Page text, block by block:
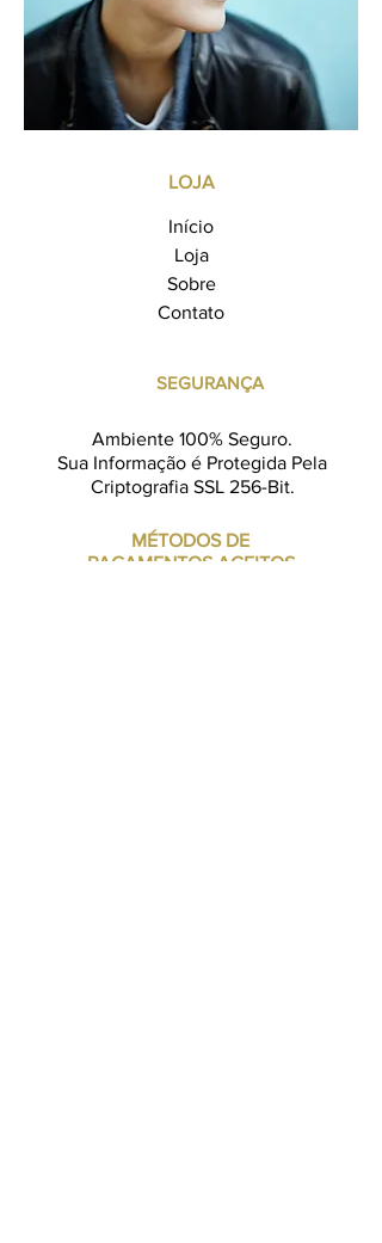
LOJA
Início
Loja
Sobre
Contato
SEGURANÇA
Ambiente 100% Seguro.
Sua Informação é Protegida Pela
Criptografia SSL 256-Bit.
MÉTODOS DE
PAGAMENTOS ACEITOS